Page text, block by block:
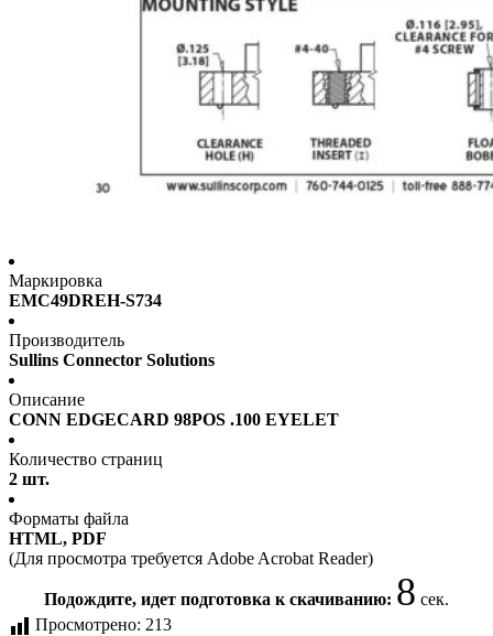
Маркировка
EMC49DREH-S734
Производитель
Sullins Connector Solutions
Описание
CONN EDGECARD 98POS .100 EYELET
Количество страниц
2 шт.
Форматы файла
HTML, PDF
(Для просмотра требуется Adobe Acrobat Reader)
Подождите, идет подготовка к скачиванию: 8 сек.
Просмотрено: 213